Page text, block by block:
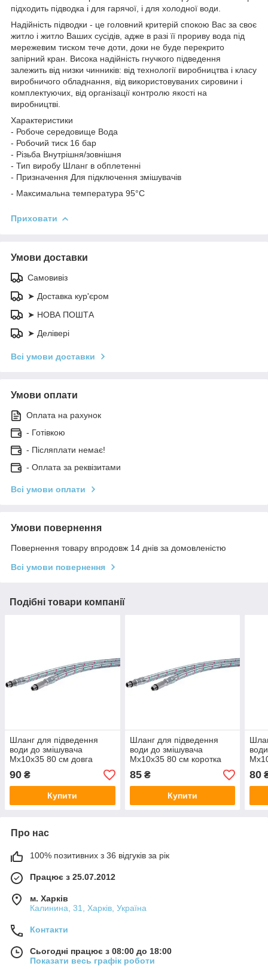
підходить підводка і для гарячої, і для холодної води.
Надійність підводки - це головний критерій спокою Вас за своє
житло і житло Ваших сусідів, адже в разі її прориву вода під
мережевим тиском тече доти, доки не буде перекрито
запірний кран. Висока надійність гнучкого підведення
залежить від низки чинників: від технології виробництва і класу
виробничого обладнання, від використовуваних сировини і
комплектуючих, від організації контролю якості на
виробництві.
Характеристики
- Робоче середовище Вода
- Робочий тиск 16 бар
- Різьба Внутрішня/зовнішня
- Тип виробу Шланг в обплетенні
- Призначення Для підключення змішувачів
- Максимальна температура 95°C
Приховати
Умови доставки
Самовивіз
➤ Доставка кур'єром
➤ НОВА ПОШТА
➤ Делівері
Всі умови доставки
Умови оплати
Оплата на рахунок
- Готівкою
- Післяплати немає!
- Оплата за реквізитами
Всі умови оплати
Умови повернення
Повернення товару впродовж 14 днів за домовленістю
Всі умови повернення
Подібні товари компанії
Шланг для підведення
води до змішувача
Мх10х35 80 см довга
HBD80
90 ₴
Купити
Шланг для підведення
води до змішувача
Мх10х35 80 см коротка
HBK80
85₴
Купити
80
Про нас
100% позитивних з 36 відгуків за рік
Працює з 25.07.2012
м. Харків
Калинина, 31, Харків, Україна
Контакти
Сьогодні працює з 08:00 до 18:00
Показати весь графік роботи